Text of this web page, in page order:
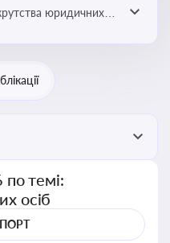
юридичних
темі:
осіб